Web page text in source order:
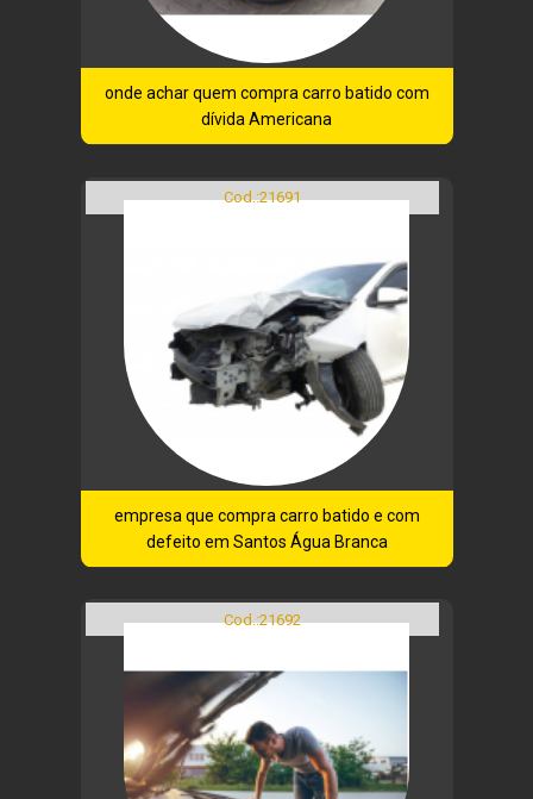
onde achar quem compra carro batido com
dívida Americana
Cod.:21691
empresa que compra carro batido e com
defeito em Santos Água Branca
Cod.:21692